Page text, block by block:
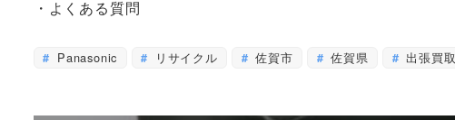
・よくある質問
Panasonic リサイクル 佐賀市 佐賀県 出張買取